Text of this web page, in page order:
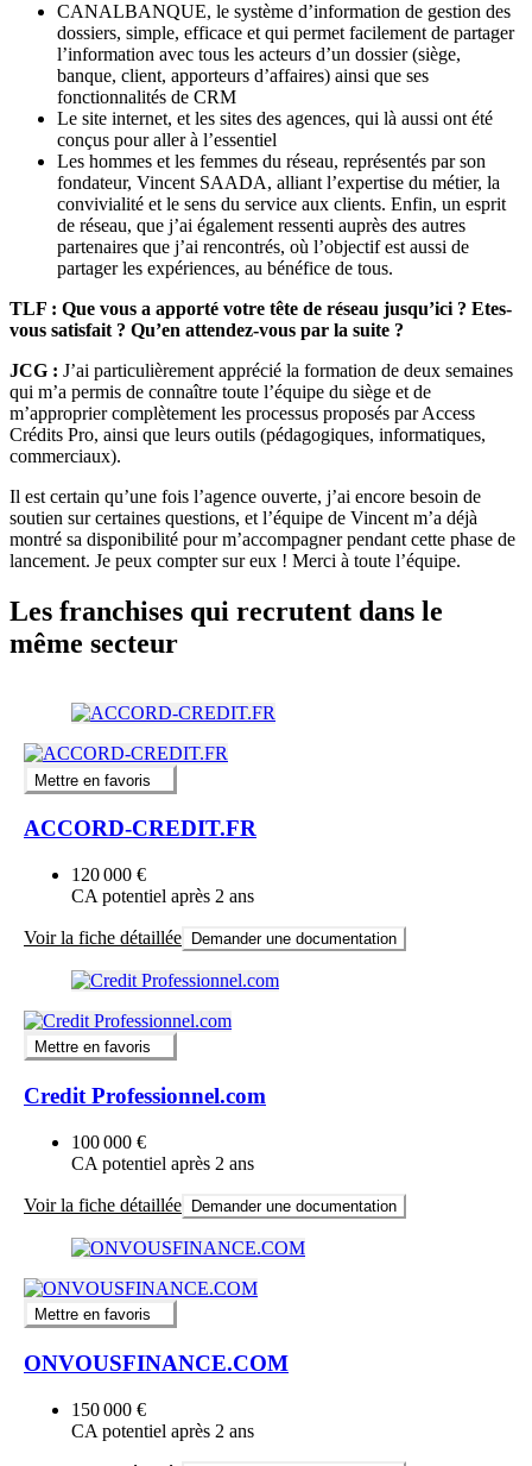
CANALBANQUE, le système d’information de gestion des
dossiers, simple, efficace et qui permet facilement de partager
l’information avec tous les acteurs d’un dossier (siège,
banque, client, apporteurs d’affaires) ainsi que ses
fonctionnalités de CRM
Le site internet, et les sites des agences, qui là aussi ont été
conçus pour aller à l’essentiel
Les hommes et les femmes du réseau, représentés par son
fondateur, Vincent SAADA, alliant l’expertise du métier, la
convivialité et le sens du service aux clients. Enfin, un esprit
de réseau, que j’ai également ressenti auprès des autres
partenaires que j’ai rencontrés, où l’objectif est aussi de
partager les expériences, au bénéfice de tous.
TLF : Que vous a apporté votre tête de réseau jusqu’ici ? Etes-
vous satisfait ? Qu’en attendez-vous par la suite ?
JCG : J’ai particulièrement apprécié la formation de deux semaines
qui m’a permis de connaître toute l’équipe du siège et de
m’approprier complètement les processus proposés par Access
Crédits Pro, ainsi que leurs outils (pédagogiques, informatiques,
commerciaux).
Il est certain qu’une fois l’agence ouverte, j’ai encore besoin de
soutien sur certaines questions, et l’équipe de Vincent m’a déjà
montré sa disponibilité pour m’accompagner pendant cette phase de
lancement. Je peux compter sur eux ! Merci à toute l’équipe.
Les franchises qui recrutent dans le
même secteur
Mettre en favoris
ACCORD-CREDIT.FR
120 000 €
CA potentiel après 2 ans
Voir la fiche détaillée Demander une documentation
Mettre en favoris
Credit Professionnel.com
100 000 €
CA potentiel après 2 ans
Voir la fiche détaillée Demander une documentation
Mettre en favoris
ONVOUSFINANCE.COM
150 000 €
CA potentiel après 2 ans